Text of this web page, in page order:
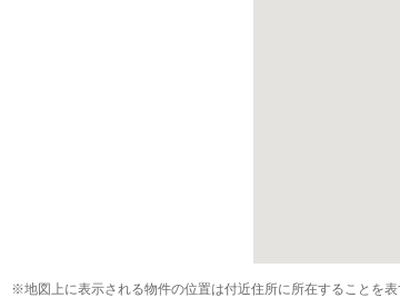
※地図上に表示される物件の位置は付近住所に所在することを